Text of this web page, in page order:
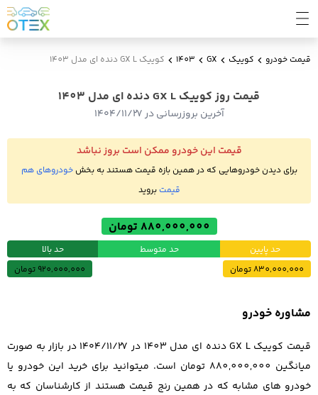
قیمت خودرو کوییک GX
1403 کوییک GX L دنده ای مدل 1403
قیمت روز کوییک GX L دنده ای مدل 1403
آخرین بروزرسانی در ۱۴۰۴/۱۱/۲۷
قیمت این خودرو ممکن است بروز نباشد
برای دیدن خودروهایی که در همین بازه قیمت هستند به بخش خودروهای هم
قیمتبروید
830,000,000 تومان
880,000,000 تومان
920,000,000 تومان
حد پایین حد متوسط حد بالا
مشاوره خودرو
قیمت کوییک GX L دنده ای مدل 1403 در ۱۴۰۴/۱۱/۲۷ در بازار به صورت
میانگین 880,000,000 تومان است. میتوانید برای خرید این خودرو یا
خودرو های مشابه که در همین رنج قیمت هستند از کارشناسان که به